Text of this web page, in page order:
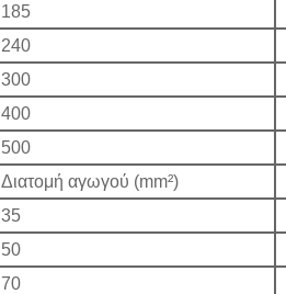
185
240
300
400
500
Διατομή αγωγού (mm²)
35
50
70